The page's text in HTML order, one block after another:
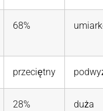
68%
przeciętny
28% duża